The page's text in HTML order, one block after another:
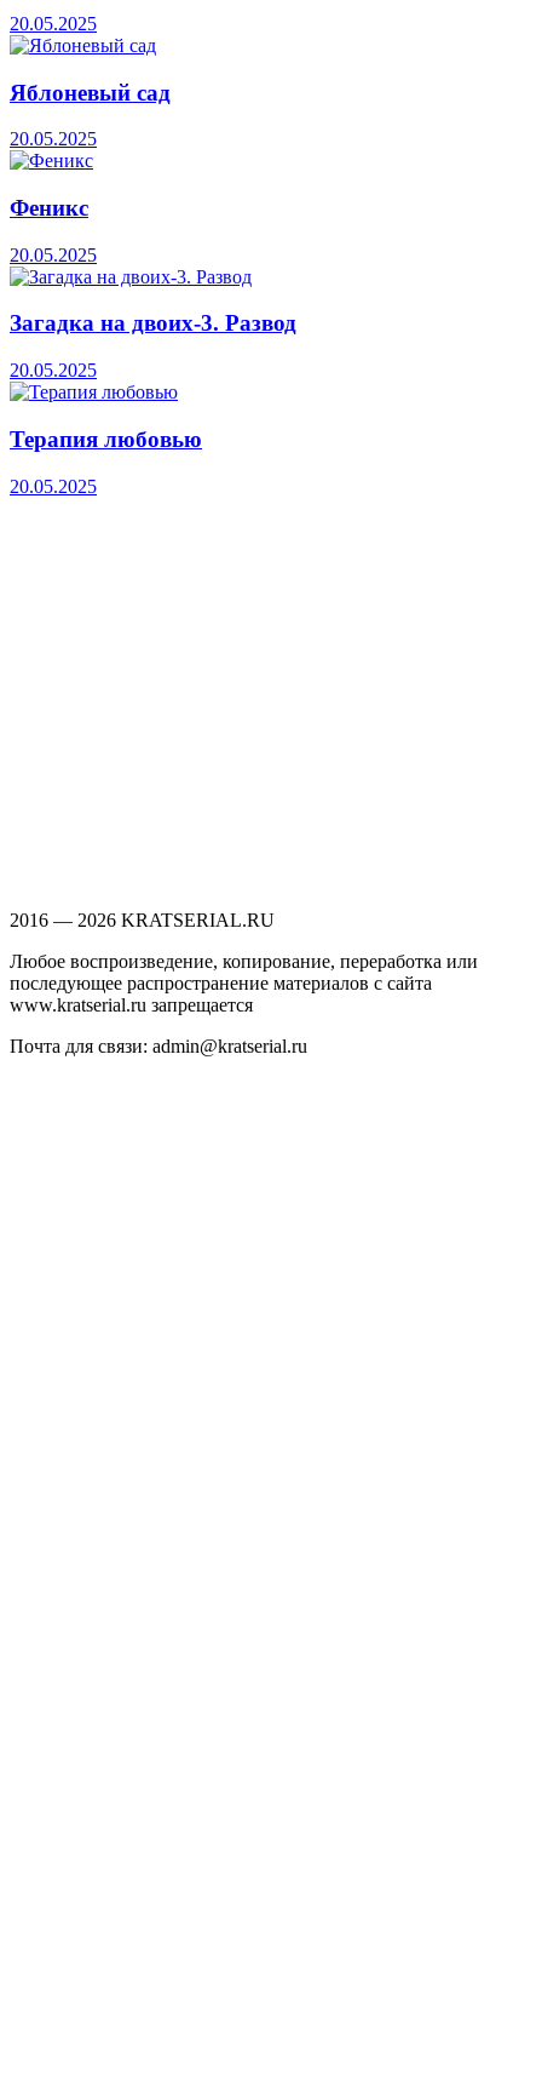
20.05.2025
Яблоневый сад
20.05.2025
Феникс
20.05.2025
Загадка на двоих-3. Развод
20.05.2025
Терапия любовью
20.05.2025
2016 — 2026 KRATSERIAL.RU
Любое воспроизведение, копирование, переработка или
последующее распространение материалов с сайта
www.kratserial.ru запрещается
Почта для связи: admin@kratserial.ru